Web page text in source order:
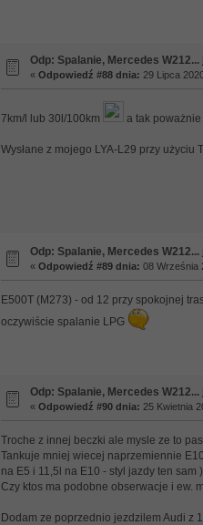
Odp: Spalanie, Mercedes W212...
« Odpowiedź #88 dnia: 29 Lipca
7km/l lub 30l/100km a tak poważnie
Wysłane z mojego LYA-L29 przy użyciu
Odp: Spalanie, Mercedes W212...
« Odpowiedź #89 dnia: 08 Września
E500T (M273) - od 12 przy spokojnej
oczywiście spalanie LPG
Odp: Spalanie, Mercedes W212...
« Odpowiedź #90 dnia: 25 Kwietnia
Troche z innej beczki ale mysle ze to
Tankuje mniej wiecej naprzemiennie
na E5 i 11,5l na E10 - styl jazdy ten
Czy ktos ma podobne obserwacje i ew.
Dodam ze poprzednio jezdzilem Audi z